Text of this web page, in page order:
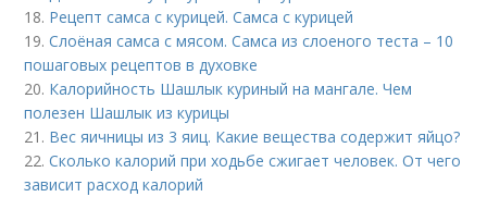
18. Рецепт самса с курицей. Самса с курицей
19.Слоёная самса с мясом. Самса из слоеного теста – 10
пошаговых рецептов в духовке
20. Калорийность Шашлык куриный на мангале. Чем
полезен Шашлык из курицы
21. Вес яичницы из 3 яиц. Какие вещества содержит яйцо?
22.Сколько калорий при ходьбе сжигает человек. От чего
зависит расход калорий